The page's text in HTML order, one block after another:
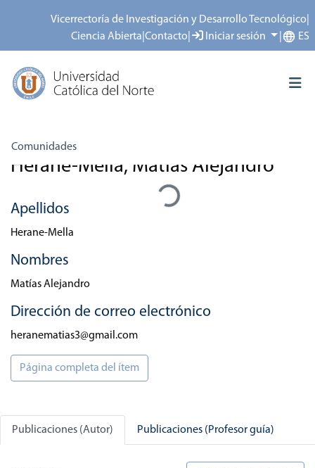
Vicerrectoría de Investigación y Desarrollo Tecnológico
Ciencia Abierta |Contacto Iniciar sesión ES
Comunidades
Todo el repositorio
Depósito
Acerca del repositorio
Herane-Mella, Matías Alejandro
Cargando...
Apellidos
Herane-Mella
Nombres
Matías Alejandro
Dirección de correo electrónico
heranematias3@gmail.com
Página completa del ítem
Publicaciones (Autor) Publicaciones (Profesor guía)